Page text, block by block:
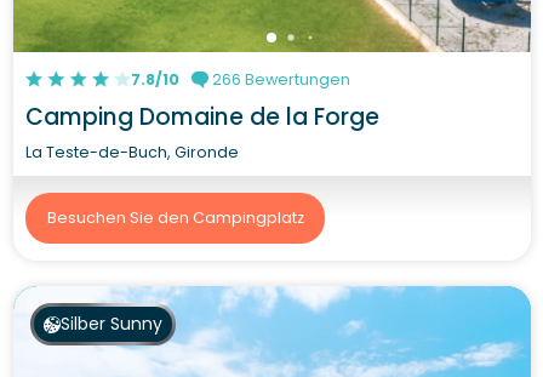
7.8/10 266 Bewertungen
Camping Domaine de la Forge
La Teste-de-Buch, Gironde
Besuchen Sie den Campingplatz
Silber Sunny